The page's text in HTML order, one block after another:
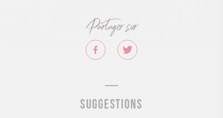
Partager sur
Suggestions